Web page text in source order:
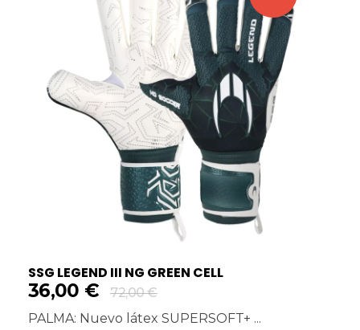
SSG LEGEND III NG GREEN CELL
36,00 € 72,00€
PALMA: Nuevo látex SUPERSOFT+ ...